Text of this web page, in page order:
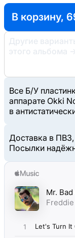
В корзину,
Другие
этого альбома
Все Б/У
аппарате Okki
в
Доставка в
Посылки